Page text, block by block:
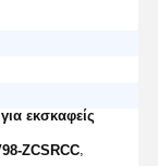
εκσκαφείς
ZCSRCC